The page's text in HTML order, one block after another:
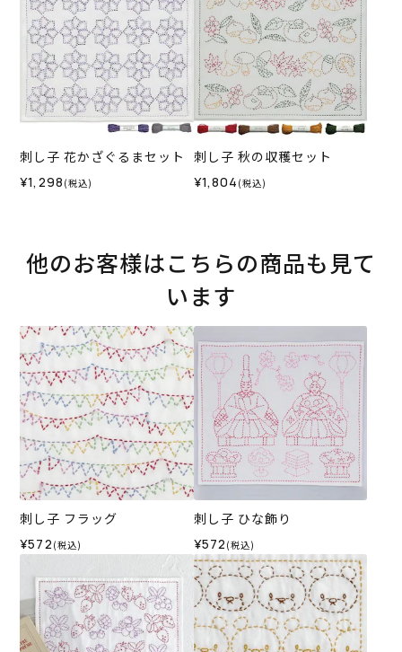
刺し子 花かざぐるまセット
¥1,298 (税込)
刺し子 秋の収穫セット
¥1,804 (税込)
他のお客様はこちらの商品も見て
います
刺し子 フラッグ
¥572 (税込)
刺し子 ひな飾り
¥572 (税込)